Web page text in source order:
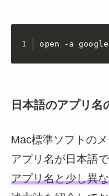
open -a
日本語のアプリ名
Mac標準ソフトの
アプリ名が日本語で
アプリ名と少し異